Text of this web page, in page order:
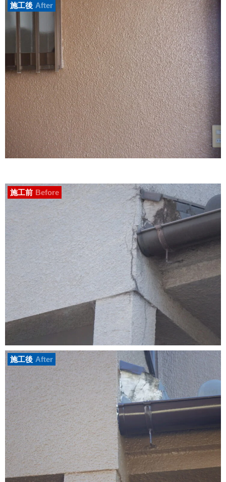
施工後 After
施工前 Before
施工後 After